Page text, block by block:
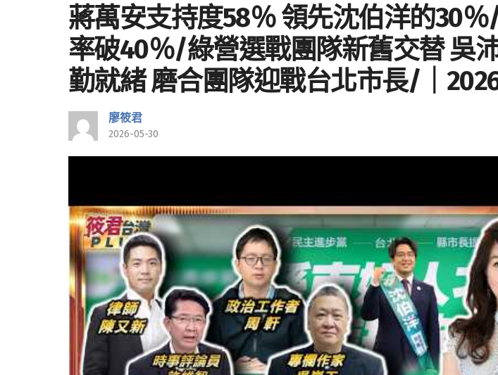
蔣萬安支持度58％ 領先沈伯洋的30
率破40％/綠營選戰團隊新舊交替 吳
勤就緒 磨合團隊迎戰台北市長/｜
廖筱君
2026-05-30